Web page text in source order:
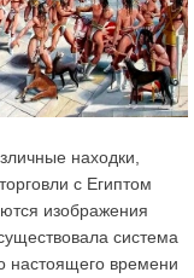
находки,
с Египтом
изображения
система
настоящего времени